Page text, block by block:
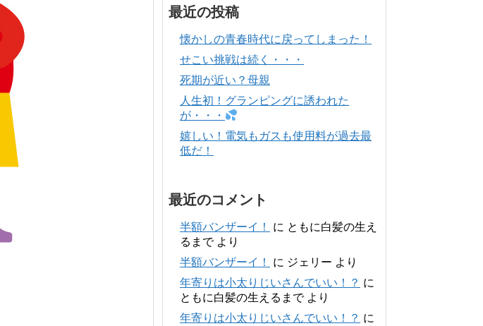
最近の投稿
懐かしの青春時代に戻ってしまった！
せこい挑戦は続く・・・
死期が近い？母親
人生初！グランピングに誘われた
が・・・
嬉しい！電気もガスも使用料が過去最
低だ！
最近のコメント
半額バンザーイ！ に ともに白髪の生え
るまでより
半額バンザーイ！
に ジェリー より
年寄りは小太りじいさんでいい！？ に
ともに白髪の生えるまでより
年寄りは小太りじいさんでいい！？ に